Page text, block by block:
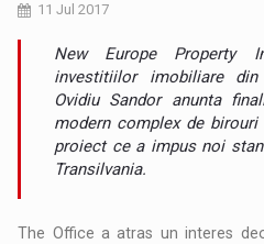
11 Jul 2017
New Europe Property
investitiilor imobiliare
Ovidiu Sandor anunta
modern complex de
proiect ce a impus noi
Transilvania.
The Office a atras un interes